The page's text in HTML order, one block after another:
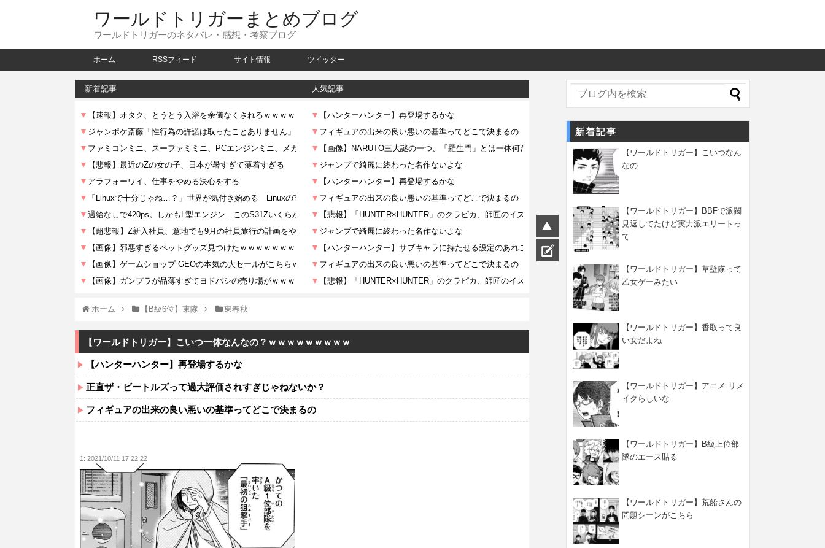
ワールドトリガーまとめブログ
ワールドトリガーのネタバレ・感想・考察ブログ
ホーム RSSフィード サイト情報 ツイッター
新着記事 人気記事
ホーム 【B級6位】東隊 東春秋
【ワールドトリガー】こいつ一体なんなの？ｗｗｗｗｗｗｗｗｗ
【ハンターハンター】再登場するかな
正直ザ・ビートルズって過大評価されすぎじゃねないか？
フィギュアの出来の良い悪いの基準ってどこで決まるの
1: 2021/10/11 17:22:22
新着記事
【ワールドトリガー】こいつなん
なの
【ワールドトリガー】BBFで派閥
見返してたけど実力派エリートっ
て
【ワールドトリガー】草壁隊って
乙女ゲーみたい
【ワールドトリガー】香取って良
い女だよね
【ワールドトリガー】アニメ リメ
イクらしいな
【ワールドトリガー】B級上位部
隊のエース貼る
【ワールドトリガー】荒船さんの
問題シーンがこちら